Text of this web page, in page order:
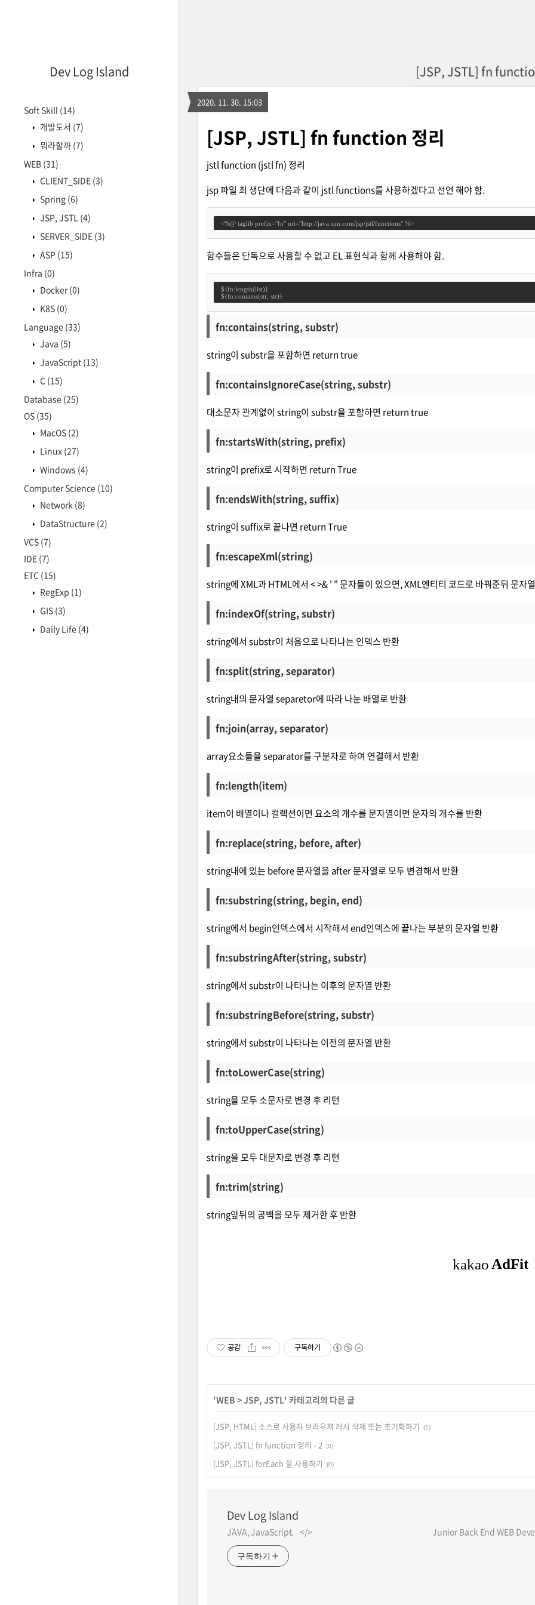
Dev Log Island
Soft Skill (14)
개발도서 (7)
뭐라할까 (7)
WEB (31)
CLIENT_SIDE (3)
Spring (6)
JSP, JSTL (4)
SERVER_SIDE (3)
ASP (15)
Infra (0)
Docker(0)
K8S (0)
Language (33)
Java (5)
JavaScript (13)
C (15)
Database (25)
OS (35)
MacOS (2)
Linux (27)
Windows (4)
Computer Science (10)
Network (8)
DataStructure (2)
VCS (7)
IDE (7)
ETC (15)
RegExp (1)
GIS (3)
Daily Life (4)
[JSP, JSTL] fn
2020. 11. 30. 15:03
[JSP, JSTL] fn function 정리
jstl function (jstl fn) 정리
jsp 파일 최 생단에 다음과 같이 jstl functions를 사용하겠다고 선언 해야 함.
  <%@ taglib prefix="fn" uri="http://java.sun.com/jsp/jstl/functions" %>
함수들은 단독으로 사용할 수 없고 EL 표현식과 함께 사용해야 함.
  ${fn:length(list)}
  ${fn:contains(str, str)}
fn:contains(string, substr)
string이 substr을 포함하면 return true
fn:containsIgnoreCase(string, substr)
대소문자 관계없이 string이 substr을 포함하면 return true
fn:startsWith(string, prefix)
string이 prefix로 시작하면 return True
fn:endsWith(string, suffix)
string이 suffix로 끝나면 return True
fn:escapeXml(string)
string에 XML과 HTML에서 < >& ' " 문자들이 있으면, XML엔티티 코드로 바꿔준뒤 문자
fn:indexOf(string, substr)
string에서 substr이 처음으로 나타나는 인덱스 반환
fn:split(string, separator)
string내의 문자열 separetor에 따라 나눈 배열로 반환
fn:join(array, separator)
array요소들을 separator를 구분자로 하여 연결해서 반환
fn:length(item)
item이 배열이나 컬렉션이면 요소의 개수를 문자열이면 문자의 개수를 반환
fn:replace(string, before, after)
string내에 있는 before 문자열을 after 문자열로 모두 변경해서 반환
fn:substring(string, begin, end)
string에서 begin인덱스에서 시작해서 end인덱스에 끝나는 부분의 문자열 반환
fn:substringAfter(string, substr)
string에서 substr이 나타나는 이후의 문자열 반환
fn:substringBefore(string, substr)
string에서 substr이 나타나는 이전의 문자열 반환
fn:toLowerCase(string)
string을 모두 소문자로 변경 후 리턴
fn:toUpperCase(string)
string을 모두 대문자로 변경 후 리턴
fn:trim(string)
string앞뒤의 공백을 모두 제거한 후 반환
공감 구독하기
'WEB >JSP, JSTL' 카테고리의 다른 글
[JSP, HTML] 소스로 사용자 브라우져 캐시 삭제 또는 초기화하기 (2)
[JSP, JSTL] fn function 정리 - 2 (0)
[JSP, JSTL] forEach 잘 사용하기 (0)
Dev Log Island
JAVA, JavaScript.⠀</>⠀⠀⠀⠀⠀⠀⠀⠀⠀⠀⠀⠀⠀⠀⠀⠀⠀⠀⠀⠀ Junior Back End WEB
구독하기